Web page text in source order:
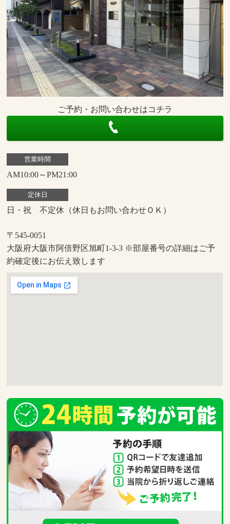
ご予約・お問い合わせはコチラ
営業時間
AM10:00～PM21:00
定休日
日・祝 不定休（休日もお問い合わせＯＫ）
〒545-0051
大阪府大阪市阿倍野区旭町1-3-3 ※部屋番号の詳細はご予
約確定後にお伝え致します